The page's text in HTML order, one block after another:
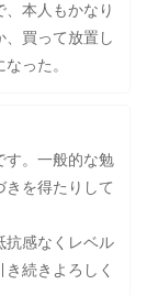
本人もかなり
、買って放置し
った。
す。一般的な勉
を得たりして
抗感なくレベル
続きよろしく